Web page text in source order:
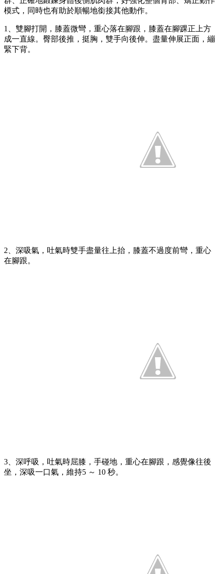
模式，同時也有助於順暢地銜接其他動作。
1、雙腳打開，膝蓋微彎，重心落在腳跟，膝蓋在腳踝正上方
成一直線。臀部後推，挺胸，雙手向後伸。盡量伸展正面，繃
緊下背。
2、深吸氣，吐氣時雙手盡量往上抬，膝蓋不過度前彎，重心
在腳跟。
3、深呼吸，吐氣時屈膝，手碰地，重心在腳跟，感覺像往後
坐，深吸一口氣，維持5 ～ 10 秒。